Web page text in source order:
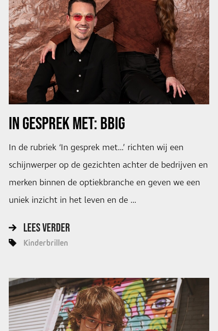
IN GESPREK MET: BBIG
In de rubriek ‘In gesprek met…’ richten wij een
schijnwerper op de gezichten achter de bedrijven en
merken binnen de optiekbranche en geven we een
uniek inzicht in het leven en de …
LEES VERDER
Kinderbrillen